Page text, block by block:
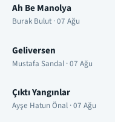
Ah Be Manolya
Burak Bulut · 07 Ağu
Geliversen
Mustafa Sandal · 07 Ağu
Çıktı Yangınlar
Ayşe Hatun Önal · 07 Ağu